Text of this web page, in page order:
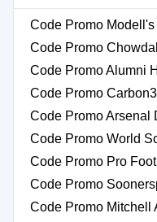
Code Promo
Code Promo
Code Promo Alumni
Code Promo
Code Promo Arsenal
Code Promo World
Code Promo Pro
Code Promo
Code Promo Mitchell